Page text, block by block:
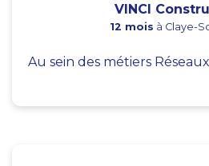
VINCI
12 mois à Claye-
Au sein des métiers